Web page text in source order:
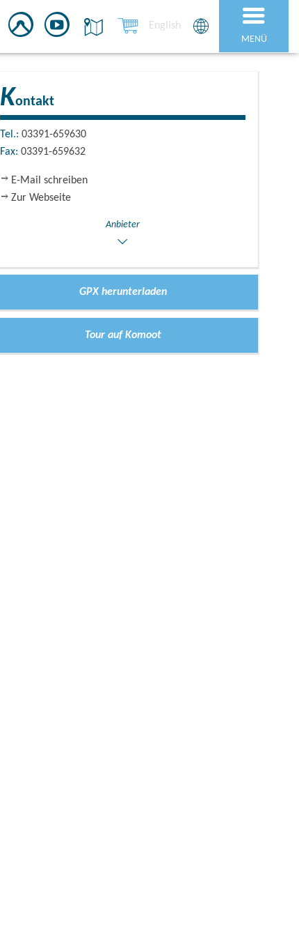
MENÜ
English
Kontakt
Tel.:03391-659630
Fax:03391-659632
E-Mail schreiben
Zur Webseite
Anbieter
GPX herunterladen
Tour auf Komoot